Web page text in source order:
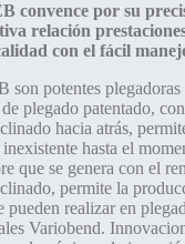
convence por su
relación
con el fácil
son potentes
plegado patentado,
hacia atrás,
hasta el
que se genera con el
permite la
pueden realizar en
Variobend.